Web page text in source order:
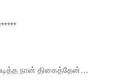
நான் திகைத்தேன்…